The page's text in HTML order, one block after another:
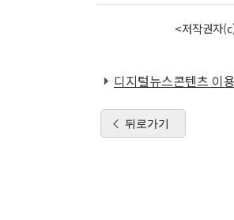
<저작권자
디지털뉴스콘텐츠 이
뒤로가기